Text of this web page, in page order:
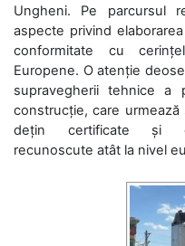
Ungheni. Pe parcursul
aspecte privind
conformitate cu
Europene. O atenție
supravegherii tehnice a
construcție, care
dețin certificate și
recunoscute atât la nivel